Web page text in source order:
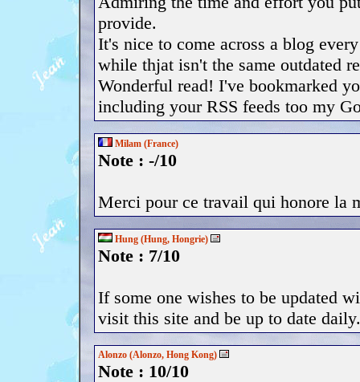
provide.
It's nice to come across a blog
while thjat isn't the same outdated
Wonderful read! I've bookmarked
including your RSS feeds too my
Milam (France)
Note : -/10
Merci pour ce travail qui honore la
Hung (Hung, Hongrie)
Note : 7/10
If some one wishes to be updated
visit this site and be up to date daily.
Alonzo (Alonzo, Hong Kong)
Note : 10/10